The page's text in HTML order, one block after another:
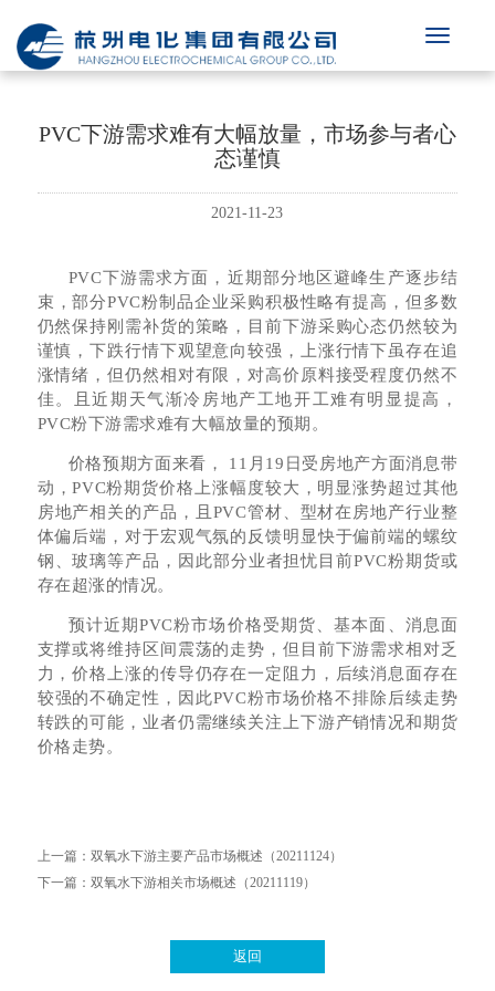
PVC下游需求难有大幅放量，市场参与者心
态谨慎
2021-11-23
PVC下游需求方面，近期部分地区避峰生产逐步结
束，部分PVC粉制品企业采购积极性略有提高，但多数
仍然保持刚需补货的策略，目前下游采购心态仍然较为
谨慎，下跌行情下观望意向较强，上涨行情下虽存在追
涨情绪，但仍然相对有限，对高价原料接受程度仍然不
佳。且近期天气渐冷房地产工地开工难有明显提高，
PVC粉下游需求难有大幅放量的预期。
价格预期方面来看， 11月19日受房地产方面消息带
动，PVC粉期货价格上涨幅度较大，明显涨势超过其他
房地产相关的产品，且PVC管材、型材在房地产行业整
体偏后端，对于宏观气氛的反馈明显快于偏前端的螺纹
钢、玻璃等产品，因此部分业者担忧目前PVC粉期货或
存在超涨的情况。
预计近期PVC粉市场价格受期货、基本面、消息面
支撑或将维持区间震荡的走势，但目前下游需求相对乏
力，价格上涨的传导仍存在一定阻力，后续消息面存在
较强的不确定性，因此PVC粉市场价格不排除后续走势
转跌的可能，业者仍需继续关注上下游产销情况和期货
价格走势。
上一篇： 双氧水下游主要产品市场概述（20211124）
下一篇： 双氧水下游相关市场概述（20211119）
返回